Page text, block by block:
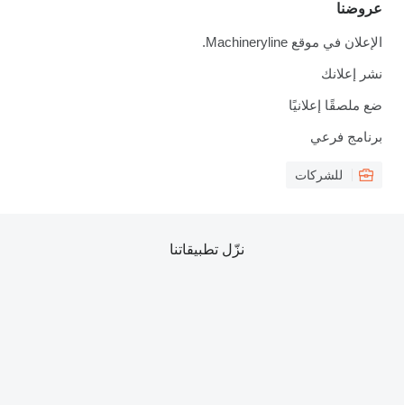
عروضنا
الإعلان في موقع Machineryline.
نشر إعلانك
ضع ملصقًا إعلانيًا
برنامج فرعي
للشركات
نزّل تطبيقاتنا